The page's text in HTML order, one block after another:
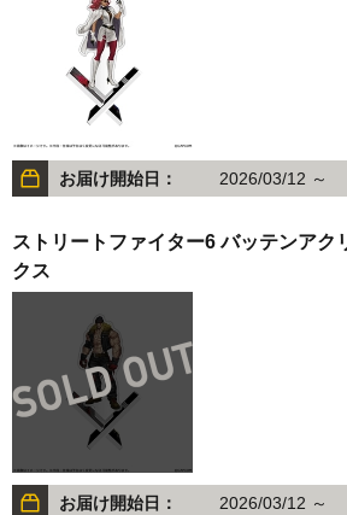
お届け開始日： 2026/03/12 ～
ストリートファイター6 バッテンアク
クス
お届け開始日： 2026/03/12 ～